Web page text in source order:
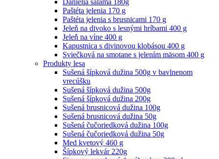
Paštéta jelenia 170 g
Paštéta jelenia s brusnicami 170 g
Jeleň na divoko s lesnými hríbami 400 g
Jeleň na víne 400 g
Kapustnica s divinovou klobásou 400 g
Sviečková na smotane s jelením mäsom 400 g
Produkty lesa
Sušená šípková dužina 500g v bavlnenom
vrecúšku
Sušená šípková dužina 500g
Sušená šípková dužina 200g
Sušená brusnicová dužina 100g
Sušená brusnicová dužina 50g
Sušená čučoriedková dužina 100g
Sušená čučoriedková dužina 50g
Med kvetový 460 g
Šípkový lekvár 220g